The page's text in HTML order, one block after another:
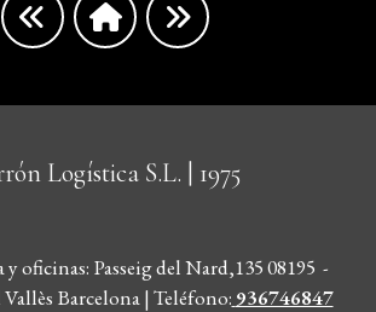
Logística S.L. | 1975
oficinas: Passeig del Nard,135 08195 -
Barcelona | Teléfono: 936746847